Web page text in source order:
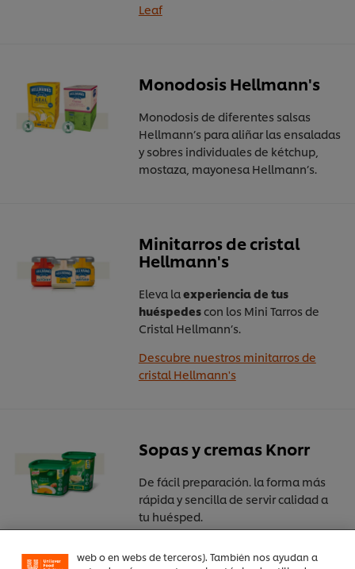
Leaf
Monodosis Hellmann's
Monodosis de diferentes salsas
Hellmann’s para aliñar las ensaladas
y sobres individuales de kétchup,
mostaza, mayonesa Hellmann’s.
Minitarros de cristal
Hellmann's
Eleva la experiencia de tus
huéspedescon los Mini Tarros de
Cristal Hellmann’s.
Descubre nuestros minitarros de
cristal Hellmann's
Sopas y cremas Knorr
De fácil preparación. la forma más
rápida y sencilla de servir calidad a
tu huésped.
Utilizamos cookies propias y de terceros (y tecnologías
similares) para mejorar tu experiencia en nuestra web.
Las cookies te permiten disfrutar de ciertas
funcionalidades (como guardar tu carrito de la
compra online), compartir contenidos en redes
sociales (en Facebook, Instagram, etc.) y personalizar
web o en webs de terceros). También nos ayudan a